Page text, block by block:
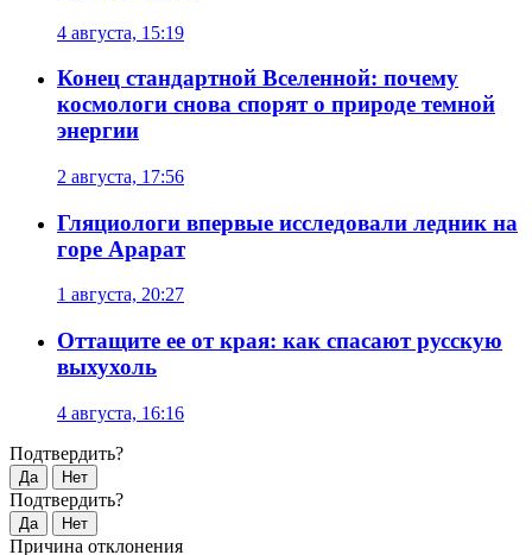
4 августа, 15:19
Конец стандартной Вселенной: почему
космологи снова спорят о природе темной
энергии
2 августа, 17:56
Гляциологи впервые исследовали ледник на
горе Арарат
1 августа, 20:27
Оттащите ее от края: как спасают русскую
выхухоль
4 августа, 16:16
Подтвердить?
Да Нет
Подтвердить?
Да Нет
Причина отклонения